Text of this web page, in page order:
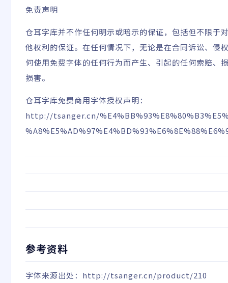
免责声明
仓耳字库并不作任何明示或暗示的保证，包括但不限于
他权利的保证。在任何情况下，无论是在合同诉讼、侵
何使用免费字体的任何行为而产生、引起的任何索赔、
损害。
仓耳字库免费商用字体授权声明：
http://tsanger.cn/
参考资料
字体来源出处： http://tsanger.cn/product/210